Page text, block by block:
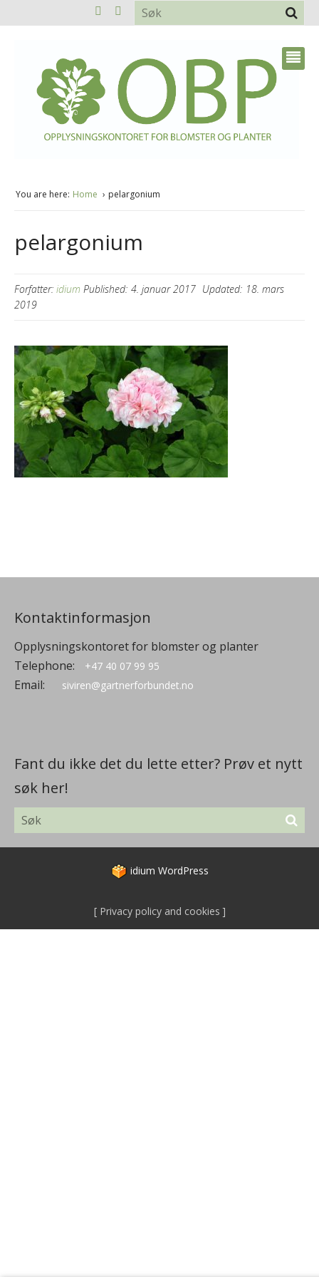
You are here: Home pelargonium
pelargonium
Forfatter: idium Published: 4. januar 2017 Updated: 18. mars
2019
Kontaktinformasjon
Opplysningskontoret for blomster og planter
Telephone:
+47 40 07 99 95
Email: siviren@gartnerforbundet.no
Fant du ikke det du lette etter? Prøv et nytt
søk her!
idium WordPress
Privacy policy and cookies